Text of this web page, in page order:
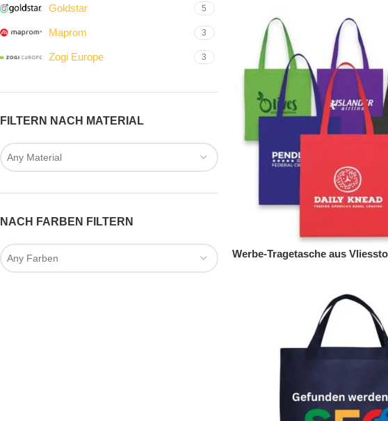
Goldstar 5
Maprom 3
Zogi Europe 3
FILTERN NACH MATERIAL
Any Material
NACH FARBEN FILTERN
Any Farben
Werbe-Tragetasche aus